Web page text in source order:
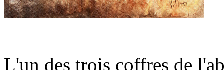
L'un des trois coffres de